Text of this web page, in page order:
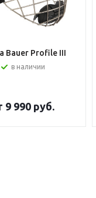
Bauer Profile III
в наличии
9 990 руб.